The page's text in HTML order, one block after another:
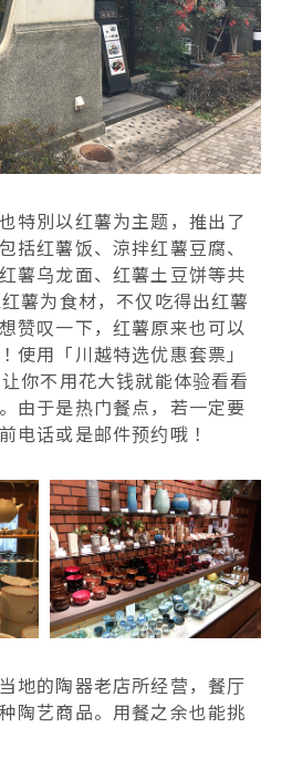
特別以红薯为主题，推出了
括红薯饭、涼拌红薯豆腐、
薯乌龙面、红薯土豆饼等共
薯为食材，不仅吃得出红薯
赞叹一下，红薯原来也可以
使用「川越特选优惠套票」
你不用花大钱就能体验看看
由于是热门餐点，若一定要
电话或是邮件预约哦！
地的陶器老店所经营，餐厅
陶艺商品。用餐之余也能挑